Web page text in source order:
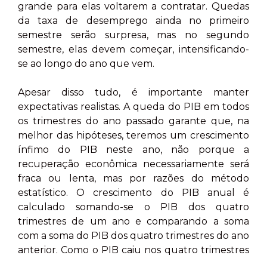
grande para elas voltarem a contratar. Quedas
da taxa de desemprego ainda no primeiro
semestre serão surpresa, mas no segundo
semestre, elas devem começar, intensificando-
se ao longo do ano que vem.
Apesar disso tudo, é importante manter
expectativas realistas. A queda do PIB em todos
os trimestres do ano passado garante que, na
melhor das hipóteses, teremos um crescimento
ínfimo do PIB neste ano, não porque a
recuperação econômica necessariamente será
fraca ou lenta, mas por razões do método
estatístico. O crescimento do PIB anual é
calculado somando-se o PIB dos quatro
trimestres de um ano e comparando a soma
com a soma do PIB dos quatro trimestres do ano
anterior. Como o PIB caiu nos quatro trimestres